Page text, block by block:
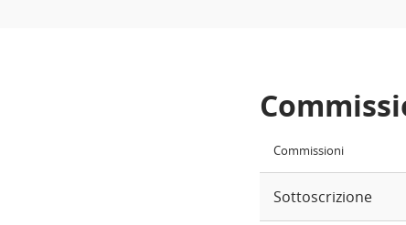
Commissioni
Sottoscrizione